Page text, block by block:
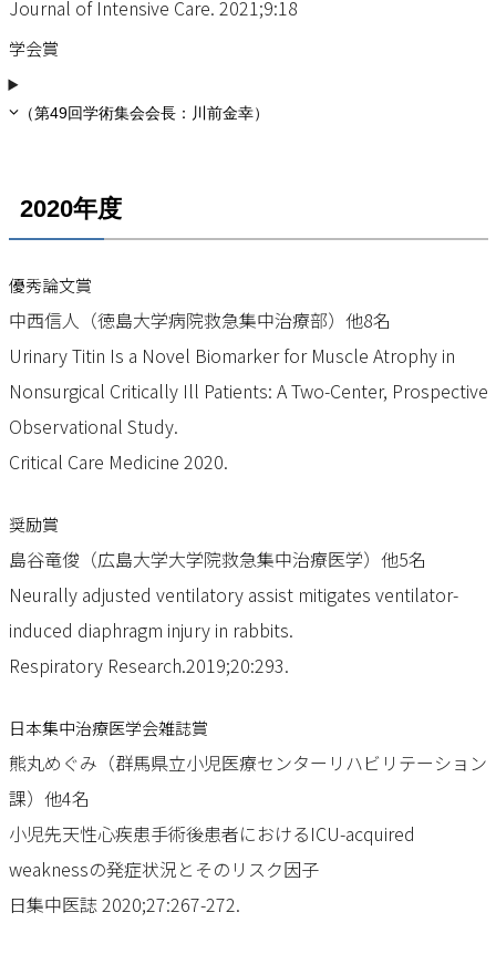
Journal of Intensive Care. 2021;9:18
学会賞
（第49回学術集会会長：川前金幸）
2020年度
優秀論文賞
中西信人（徳島大学病院救急集中治療部）他8名
Urinary Titin Is a Novel Biomarker for Muscle Atrophy in
Nonsurgical Critically Ill Patients: A Two-Center, Prospective
Observational Study.
Critical Care Medicine 2020.
奨励賞
島谷竜俊（広島大学大学院救急集中治療医学）他5名
Neurally adjusted ventilatory assist mitigates ventilator-
induced diaphragm injury in rabbits.
Respiratory Research.2019;20:293.
日本集中治療医学会雑誌賞
熊丸めぐみ（群馬県立小児医療センターリハビリテーション
課）他4名
小児先天性心疾患手術後患者におけるICU-acquired
weaknessの発症状況とそのリスク因子
日集中医誌 2020;27:267-272.